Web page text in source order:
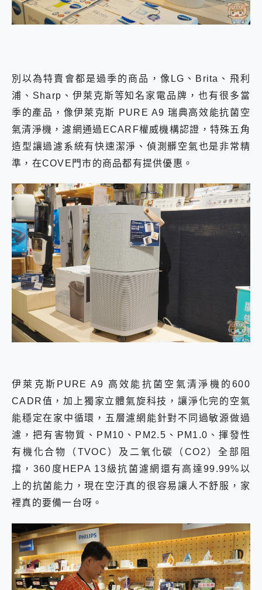
別以為特賣會都是過季的商品，像LG、Brita、飛利
浦、Sharp、伊萊克斯等知名家電品牌，也有很多當
季的產品，像伊萊克斯 PURE A9 瑞典高效能抗菌空
氣清淨機，濾網通過ECARF權威機構認證，特殊五角
造型讓過濾系統有快速潔淨、偵測髒空氣也是非常精
準，在COVE門市的商品都有提供優惠。
伊萊克斯PURE A9 高效能抗菌空氣清淨機的600
CADR值，加上獨家立體氣旋科技，讓淨化完的空氣
能穩定在家中循環，五層濾網能針對不同過敏源做過
濾，把有害物質、PM10、PM2.5、PM1.0、揮發性
有機化合物（TVOC）及二氧化碳（CO2）全部阻
擋，360度HEPA 13級抗菌濾網還有高達99.99%以
上的抗菌能力，現在空汙真的很容易讓人不舒服，家
裡真的要備一台呀。